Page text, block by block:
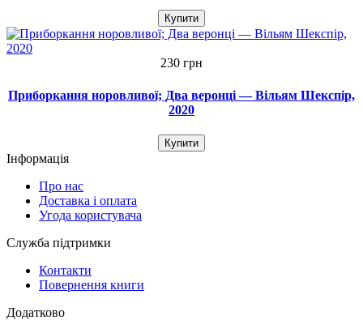
Купити
230 грн
Приборкання норовливої; Два веронці — Вільям Шекспір,
2020
Купити
Інформація
Про нас
Доставка і оплата
Угода користувача
Служба підтримки
Контакти
Повернення книги
Додатково